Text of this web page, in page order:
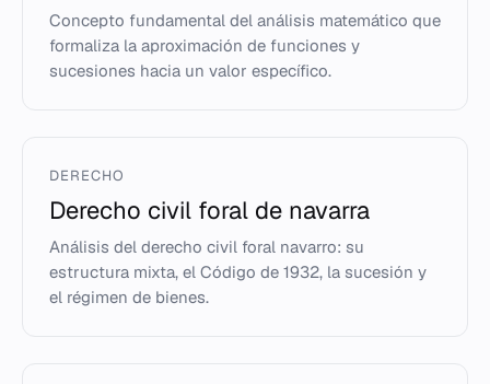
Concepto fundamental del análisis matemático que
formaliza la aproximación de funciones y
sucesiones hacia un valor específico.
DERECHO
Derecho civil foral de navarra
Análisis del derecho civil foral navarro: su
estructura mixta, el Código de 1932, la sucesión y
el régimen de bienes.